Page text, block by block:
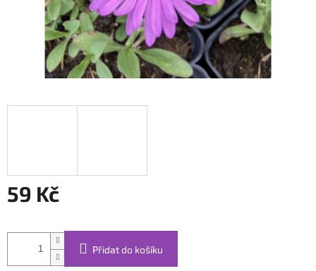
59 Kč
cena:
Přidat do košíku